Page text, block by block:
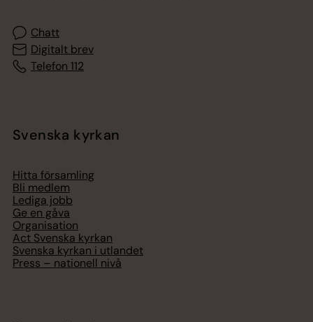
Chatt
Digitalt brev
Telefon 112
Svenska kyrkan
Hitta församling
Bli medlem
Lediga jobb
Ge en gåva
Organisation
Act Svenska kyrkan
Svenska kyrkan i utlandet
Press – nationell nivå